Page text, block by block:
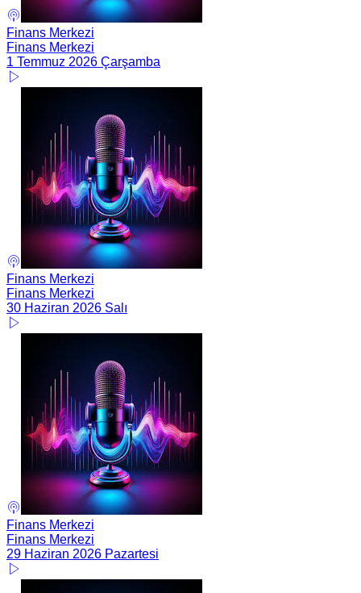
Finans Merkezi
Finans Merkezi
1 Temmuz 2026 Çarşamba
Finans Merkezi
Finans Merkezi
30 Haziran 2026 Salı
Finans Merkezi
Finans Merkezi
29 Haziran 2026 Pazartesi